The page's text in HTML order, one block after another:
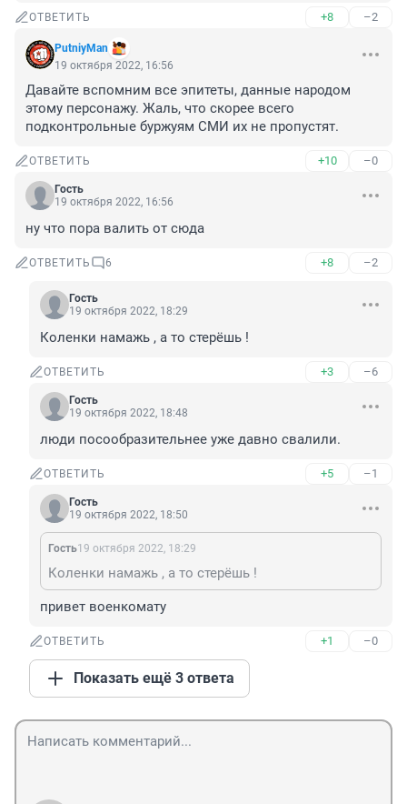
ОТВЕТИТЬ +8 –2
PutniyMan
19 октября 2022, 16:56
Давайте вспомним все эпитеты, данные народом
этому персонажу. Жаль, что скорее всего
подконтрольные буржуям СМИ их не пропустят.
ОТВЕТИТЬ +10 –0
Гость
19 октября 2022, 16:56
ну что пора валить от сюда
ОТВЕТИТЬ 6 +8 –2
Гость
19 октября 2022, 18:29
Коленки намажь , а то стерёшь !
ОТВЕТИТЬ +3 –6
Гость
19 октября 2022, 18:48
люди посообразительнее уже давно свалили.
ОТВЕТИТЬ +5 –1
Гость
19 октября 2022, 18:50
Гость19 октября 2022, 18:29
Коленки намажь , а то стерёшь !
привет военкомату
ОТВЕТИТЬ +1 –0
Показать ещё 3 ответа